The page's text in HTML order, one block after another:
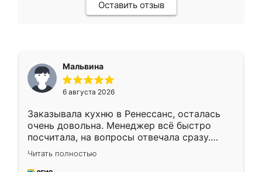
Оставить отзыв
Мальвина
6 августа 2026
Заказывала кухню в Ренессанс, осталась
очень довольна. Менеджер всё быстро
посчитала, на вопросы отвечала сразу.
Замерщик приехал в субботу, подошёл к
делу со всей ответственностью. Собрали
Читать полностью